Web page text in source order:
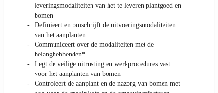
leveringsmodaliteiten van het te leveren plantgoed en
bomen
Definieert en omschrijft de uitvoeringsmodaliteiten
van het aanplanten
Communiceert over de modaliteiten met de
belanghebbenden*
Legt de veilige uitrusting en werkprocedures vast
voor het aanplanten van bomen
Controleert de aanplant en de nazorg van bomen met